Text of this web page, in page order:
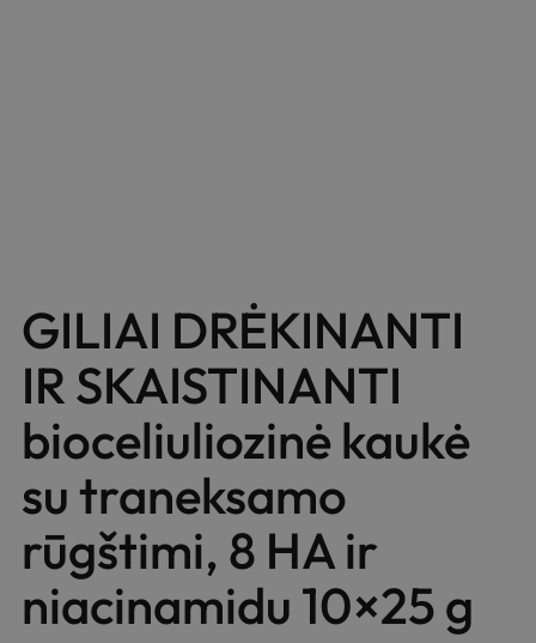
GILIAI DRĖKINANTI
IR SKAISTINANTI
bioceliuliozinė kaukė
su traneksamo
rūgštimi, 8 HA ir
niacinamidu 10×25 g